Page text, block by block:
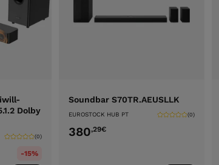
Dolby
(0)
-15%
Soundbar S70TR.AEUSLLK
EUROSTOCK HUB PT (0)
380,29€